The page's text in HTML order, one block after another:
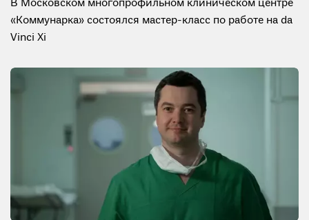
В Московском многопрофильном клиническом центре
«Коммунарка» состоялся мастер-класс по работе на da
Vinci Xi